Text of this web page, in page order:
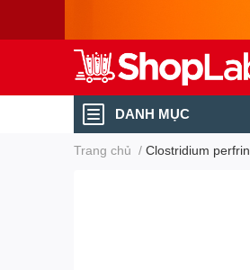
DANH MỤC
Trang chủ / Clostridium